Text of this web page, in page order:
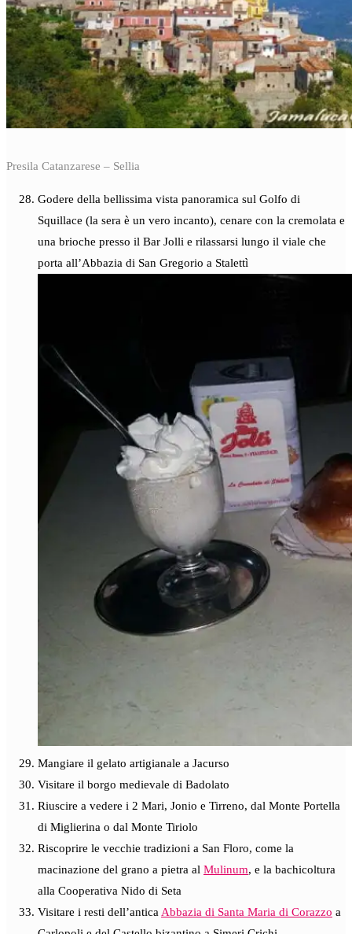
Presila Catanzarese – Sellia
Godere della bellissima vista panoramica sul Golfo di
Squillace (la sera è un vero incanto), cenare con la cremolata e
una brioche presso il Bar Jolli e rilassarsi lungo il viale che
porta all’Abbazia di San Gregorio a Stalettì
Mangiare il gelato artigianale a Jacurso
Visitare il borgo medievale di Badolato
Riuscire a vedere i 2 Mari, Jonio e Tirreno, dal Monte Portella
di Miglierina o dal Monte Tiriolo
Riscoprire le vecchie tradizioni a San Floro, come la
macinazione del grano a pietra al Mulinum, e la bachicoltura
alla Cooperativa Nido di Seta
Visitare i resti dell’antica Abbazia di Santa Maria di Corazzo a